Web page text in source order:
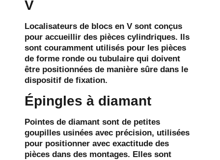
V
Localisateurs de blocs en V sont conçus
pour accueillir des pièces cylindriques. Ils
sont couramment utilisés pour les pièces
de forme ronde ou tubulaire qui doivent
être positionnées de manière sûre dans le
dispositif de fixation.
Épingles à diamant
Pointes de diamant sont de petites
goupilles usinées avec précision, utilisées
pour positionner avec exactitude des
pièces dans des montages. Elles sont